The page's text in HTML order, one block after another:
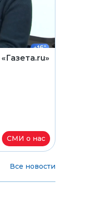
СМИ о нас
Все новости